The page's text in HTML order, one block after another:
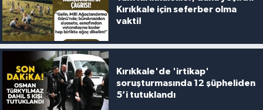
Kırıkkale için seferber olma
vakti!
Kırıkkale'de 'irtikap'
soruşturmasında 12 şüpheliden
5’i tutuklandı